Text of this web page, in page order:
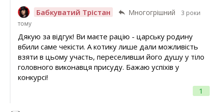
Бабкуватий Трістан Многогрішний
3 роки
тому
1
Дякую за відгук! Ви маєте рацію - царську родину
вбили саме чекісти. А котику лише дали можливість
взяти в цьому участь, переселивши його душу у тіло
головного виконавця присуду. Бажаю успіхів у
конкурсі!